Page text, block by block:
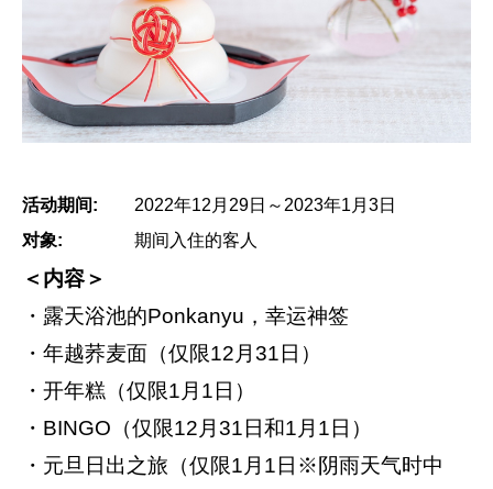
活动期间:
2022年12月29日～2023年1月3日
对象:
期间入住的客人
＜内容＞
・露天浴池的Ponkanyu，幸运神签
・年越荞麦面（仅限12月31日）
・开年糕（仅限1月1日）
・BINGO（仅限12月31日和1月1日）
・元旦日出之旅（仅限1月1日※阴雨天气时中